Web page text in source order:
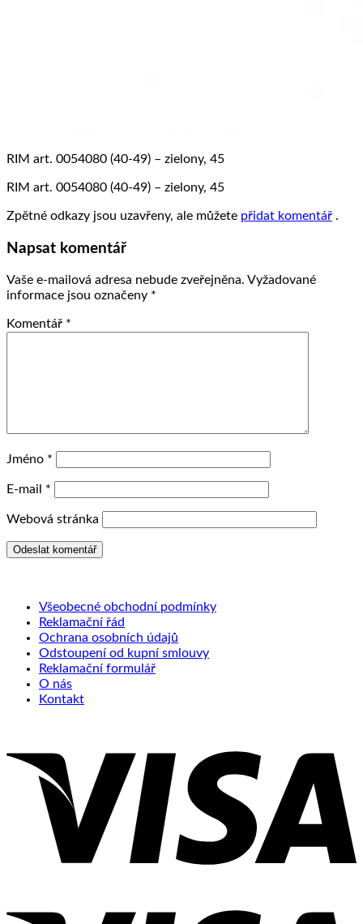
RIM art. 0054080 (40-49) – zielony, 45
RIM art. 0054080 (40-49) – zielony, 45
Zpětné odkazy jsou uzavřeny, ale můžete přidat komentář .
Napsat komentář
Vaše e-mailová adresa nebude zveřejněna. Vyžadované
informace jsou označeny *
Komentář *
Jméno *
E-mail *
Webová stránka
Všeobecné obchodní podmínky
Reklamační řád
Ochrana osobních údajů
Odstoupení od kupní smlouvy
Reklamační formulář
O nás
Kontakt